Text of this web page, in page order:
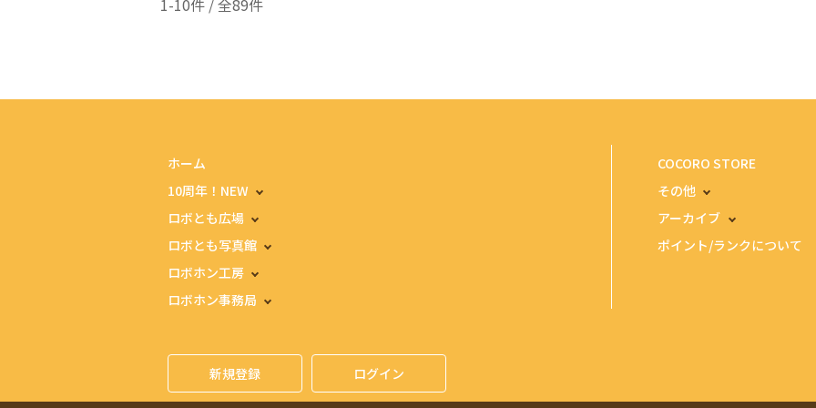
1-10件 / 全89件
ホーム
10周年！NEW
ロボとも広場
ロボとも写真館
ロボホン工房
ロボホン事務局
COCORO STORE
その他
アーカイブ
ポイント/ランクについて
新規登録 ログイン